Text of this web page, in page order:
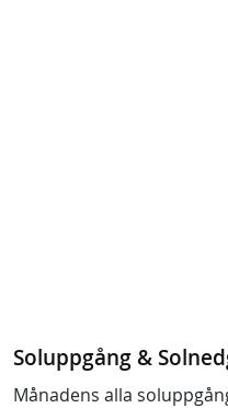
Soluppgång &
Månadens alla